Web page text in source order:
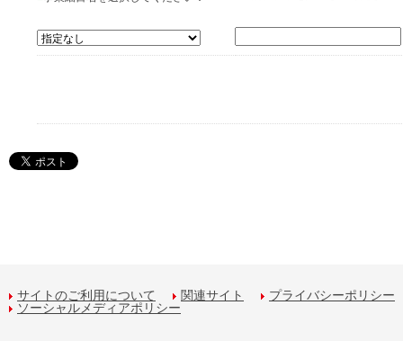
サイトのご利用について 関連サイト
プライバシーポリシー
ソーシャルメディアポリシー